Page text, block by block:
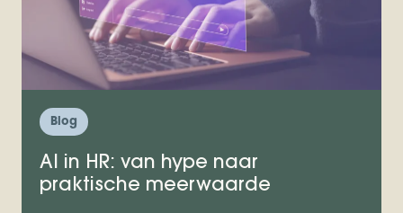
Blog
AI in HR: van hype naar
praktische meerwaarde